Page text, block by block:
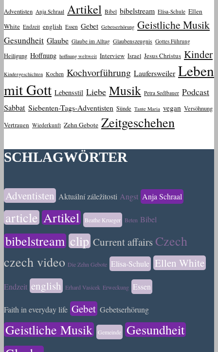
Adventisten Anja Schraal Artikel Bibel bibelstream Elisa-Schule Ellen
White Endzeit english Essen Gebet Gebetserhörung Geistliche Musik
Gesundheit Glaube Glaube im Alltag Glaubenszeugnis Gottes Führung
Heiligung Hoffnung hoffnung weltweit Interview Israel Jesus Christus Kinder
Kindergeschichten Kochen Kochvorführung Laufersweiler Leben
mit Gott Lebensstil Liebe Musik Petra Sedlbauer Podcast
Sabbat Siebenten-Tags-Adventisten Sünde Tante Maria vegan Versöhnung
Vertrauen Wiederkunft Zehn Gebote Zeitgeschehen
SCHLAGWÖRTER
Adventisten Aktuální záležitosti Angst Anja Schraal
article Artikel Beathe Krueger Beten Bibel
bibelstream clip Current affairs Czech
czech video Die Zehn Gebote Elisa-Schule Ellen White
Endzeit english Erhard Vasicek Erweckung Essen
Faith in everyday life Gebet Gebetserhörung
Geistliche Musik Gemeinde
Gesundheit